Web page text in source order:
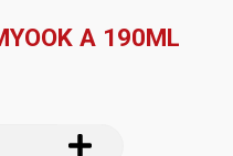
A 190ML